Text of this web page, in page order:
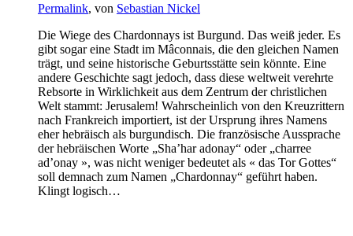
Permalink, von Sebastian Nickel
Die Wiege des Chardonnays ist Burgund. Das weiß jeder. Es
gibt sogar eine Stadt im Mâconnais, die den gleichen Namen
trägt, und seine historische Geburtsstätte sein könnte. Eine
andere Geschichte sagt jedoch, dass diese weltweit verehrte
Rebsorte in Wirklichkeit aus dem Zentrum der christlichen
Welt stammt: Jerusalem! Wahrscheinlich von den Kreuzrittern
nach Frankreich importiert, ist der Ursprung ihres Namens
eher hebräisch als burgundisch. Die französische Aussprache
der hebräischen Worte „Sha’har adonay“ oder „charree
ad’onay », was nicht weniger bedeutet als « das Tor Gottes“
soll demnach zum Namen „Chardonnay“ geführt haben.
Klingt logisch…